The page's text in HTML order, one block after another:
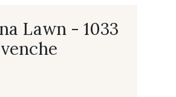
Lawn - 1033